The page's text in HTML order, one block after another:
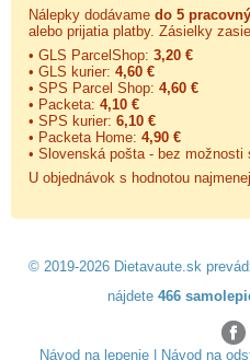
Nálepky dodávame do 5
alebo prijatia platby. Zásielky
• GLS ParcelShop: 3,20 €
• GLS kurier: 4,60 €
• SPS Parcel Shop: 4,60 €
• Packeta: 4,10 €
• SPS kurier: 6,10 €
• Packeta Home: 4,90 €
• Slovenská pošta - bez možnosti
U objednávok s hodnotou najmenej
© 2019-2026 Dietavaute.sk
nájdete 466
Návod na lepenie| Návod na